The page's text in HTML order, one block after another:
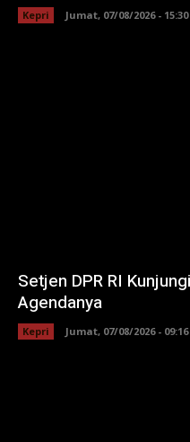
Kepri Jumat, 07/08/2026 -
Setjen DPR RI
Agendanya
Kepri Jumat, 07/08/2026 -